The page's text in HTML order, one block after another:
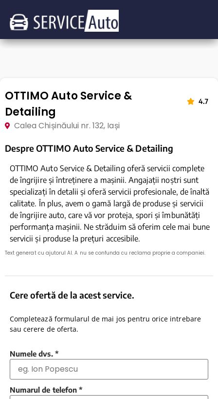
OTTIMO Auto Service &
Detailing
4.7
Calea Chișinăului nr. 132, Iași
Despre OTTIMO Auto Service & Detailing
OTTIMO Auto Service & Detailing oferă servicii complete
de îngrijire și întreținere a mașinii. Angajații noștri sunt
specializați în detalii și oferă servicii profesionale, de înaltă
calitate. În plus, avem o gamă largă de produse și servicii
de îngrijire auto, care vă vor proteja, spori și îmbunătăți
performanța mașinii. Ne străduim să oferim cele mai bune
servicii și produse la prețuri accesibile.
Text generat cu ajutorul AI. A nu se confunda cu reclama proprie a companiei.
Cere ofertă de la acest service.
Completează formularul de mai jos pentru orice intrebare
sau cerere de oferta.
Numele dvs. *
Numarul de telefon *